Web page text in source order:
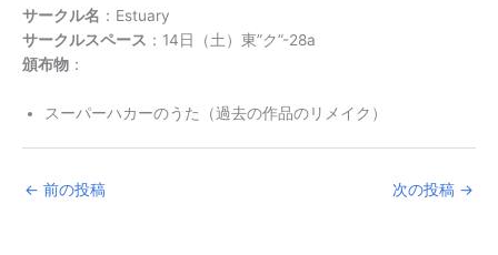
サークル名 ：Estuary
サークルスペース ：14日（土）東”ク”-28a
頒布物 ：
スーパーハカーのうた（過去の作品のリメイク）
← 前の投稿 次の投稿 →